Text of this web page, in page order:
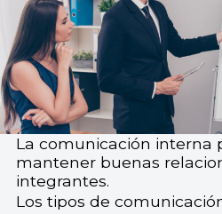
La comunicación interna
mantener buenas
integrantes.
Los tipos de